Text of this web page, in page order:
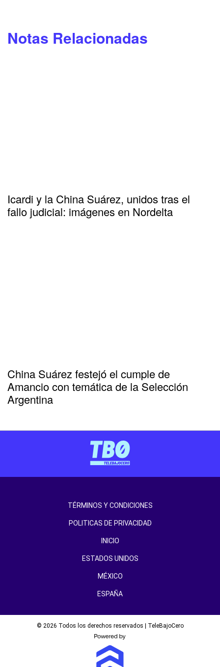
Notas Relacionadas
Icardi y la China Suárez, unidos tras el
fallo judicial: imágenes en Nordelta
China Suárez festejó el cumple de
Amancio con temática de la Selección
Argentina
TÉRMINOS Y CONDICIONES
POLITICAS DE PRIVACIDAD
INICIO
ESTADOS UNIDOS
MÉXICO
ESPAÑA
© 2026 Todos los derechos reservados | TeleBajoCero